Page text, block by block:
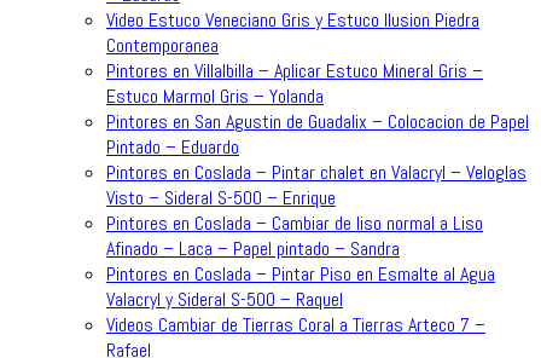
Video Estuco Veneciano Gris y Estuco Ilusion Piedra
Contemporanea
Pintores en Villalbilla – Aplicar Estuco Mineral Gris –
Estuco Marmol Gris – Yolanda
Pintores en San Agustin de Guadalix – Colocacion de Papel
Pintado – Eduardo
Pintores en Coslada – Pintar chalet en Valacryl – Veloglas
Visto – Sideral S-500 – Enrique
Pintores en Coslada – Cambiar de liso normal a Liso
Afinado – Laca – Papel pintado – Sandra
Pintores en Coslada – Pintar Piso en Esmalte al Agua
Valacryl y Sideral S-500 – Raquel
Videos Cambiar de Tierras Coral a Tierras Arteco 7 –
Rafael